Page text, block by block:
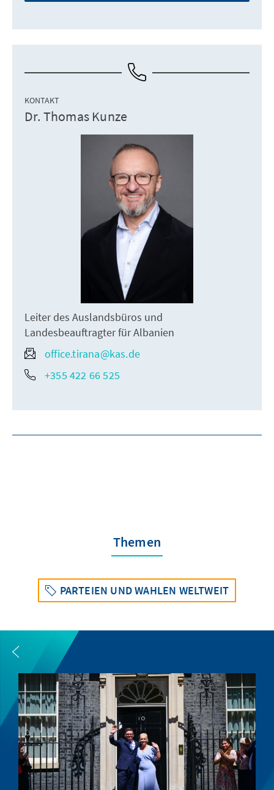
KONTAKT
Dr. Thomas Kunze
Leiter des Auslandsbüros und
Landesbeauftragter für Albanien
office.tirana@kas.de
+355 422 66 525
Themen
PARTEIEN UND WAHLEN WELTWEIT